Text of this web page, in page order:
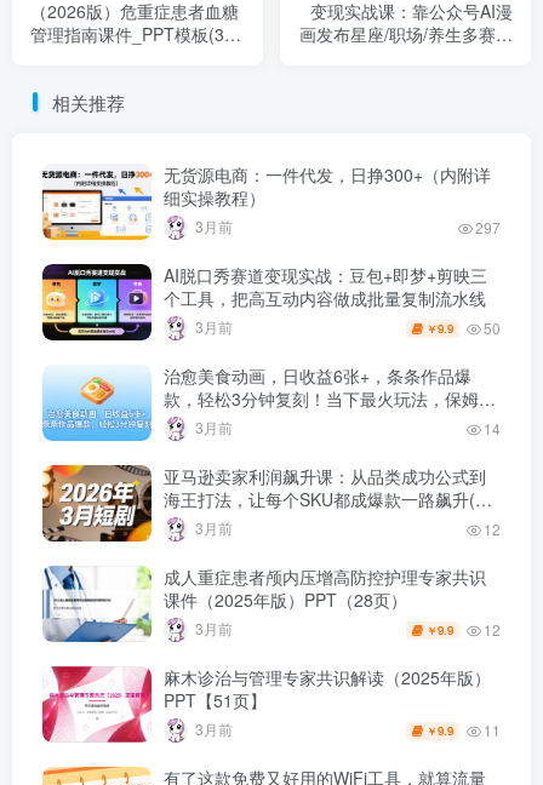
（2026版）危重症患者血糖
管理指南课件_PPT模板(31
变现实战课：靠公众号AI漫
画发布星座/职场/养生多赛道
相关推荐
无货源电商：一件代发，日挣300+（内附详
细实操教程）
3月前 297
AI脱口秀赛道变现实战：豆包+即梦+剪映三
个工具，把高互动内容做成批量复制流水线
3月前 ￥9.9 50
治愈美食动画，日收益6张+，条条作品爆
款，轻松3分钟复刻！当下最火玩法，保姆级
拆解教程
3月前 14
亚马逊卖家利润飙升课：从品类成功公式到
海王打法，让每个SKU都成爆款一路飙升(最
新更新）
3月前 12
成人重症患者颅内压增高防控护理专家共识
课件（2025年版）PPT（28页）
3月前 ￥9.9 12
麻木诊治与管理专家共识解读（2025年版）
PPT【51页】
3月前 ￥9.9 11
有了这款免费又好用的WiFi工具，就算流量